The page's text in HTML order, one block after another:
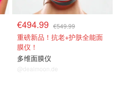
€494.99 €549.99
重磅新品！抗老+护肤全能面
膜仪！
多维面膜仪
@dealmoon.de